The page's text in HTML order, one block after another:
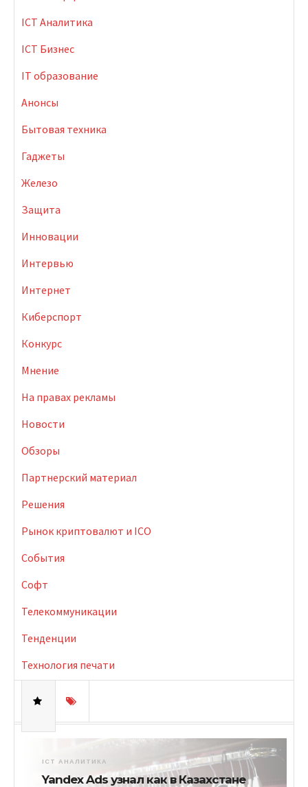
ICT Аналитика
ICT Бизнес
IT образование
Анонсы
Бытовая техника
Гаджеты
Железо
Защита
Инновации
Интервью
Интернет
Киберспорт
Конкурс
Мнение
На правах рекламы
Новости
Обзоры
Партнерский материал
Решения
Рынок криптовалют и ICO
События
Софт
Телекоммуникации
Тенденции
Технология печати
ICT АНАЛИТИКА
Yandex Ads узнал как в Казахстане